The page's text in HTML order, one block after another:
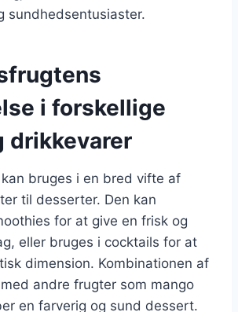
sundhedsentusiaster.
i forskellige
drikkevarer
bruges i en bred vifte af
til desserter. Den kan
for at give en frisk og
eller bruges i cocktails for at
dimension. Kombinationen af
andre frugter som mango
en farverig og sund dessert.